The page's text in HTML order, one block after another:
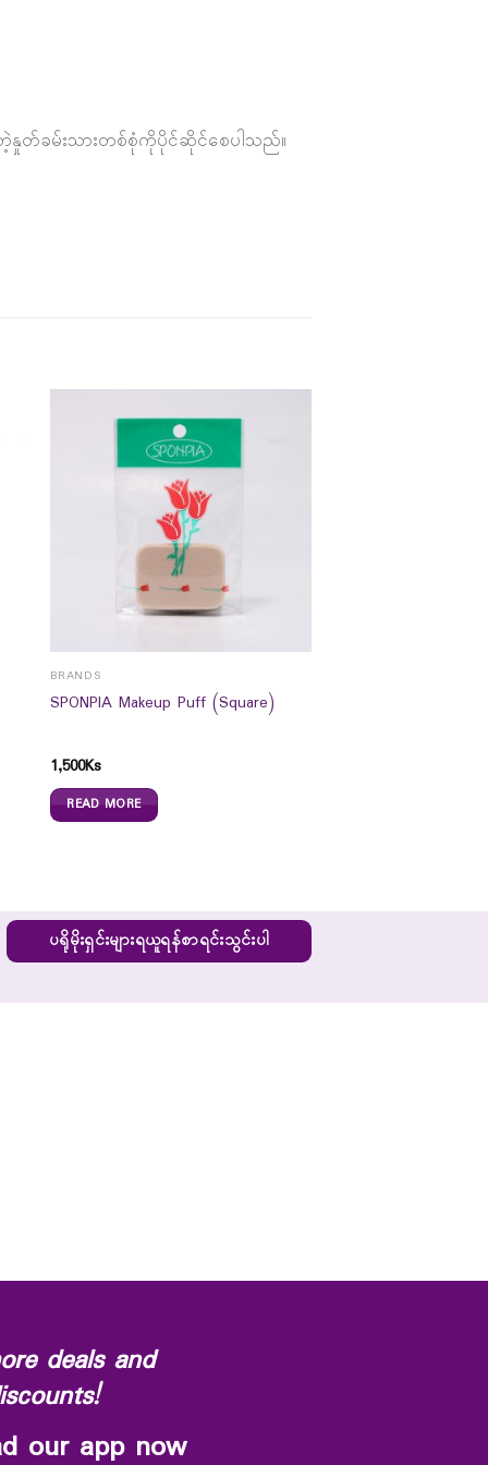
နှုတ်ခမ်းသားတစ်စုံကိုပိုင်ဆိုင်စေပါသည်။
BRANDS
SPONPIA Makeup Puff (Square)
1,500Ks
READ MORE
ပရိုမိုးရှင်းများရယူရန်စာရင်းသွင်းပါ
deals and
our app now